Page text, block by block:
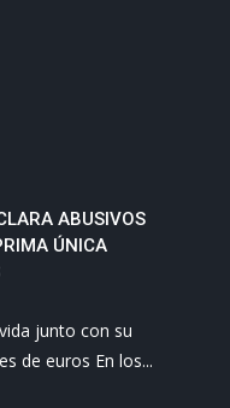
ABUSIVOS
ÚNICA
junto con su
de euros En los...